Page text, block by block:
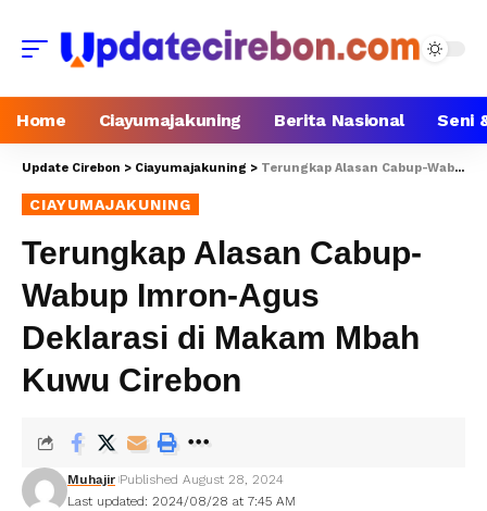
Home Ciayumajakuning Berita Nasional Seni
Update Cirebon > Ciayumajakuning > Terungkap Alasan Cabup-Wabup Imron-Agus Deklarasi di Makam Mbah Kuwu Cirebon
CIAYUMAJAKUNING
Terungkap Alasan Cabup-
Wabup Imron-Agus
Deklarasi di Makam Mbah
Kuwu Cirebon
Last updated: 2024/08/28 at 7:45 AM
Muhajir Published August 28, 2024